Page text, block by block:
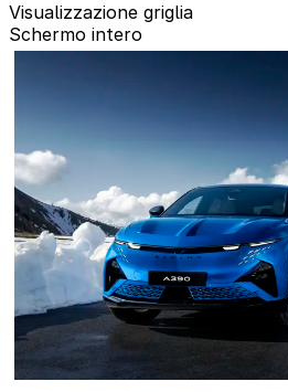
Visualizzazione griglia
Schermo intero